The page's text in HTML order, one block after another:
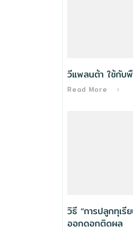
วีแพลนต้า ใช้กับ
Read More
วิธี “การปลูกทุเรี
ออกดอกติดผล